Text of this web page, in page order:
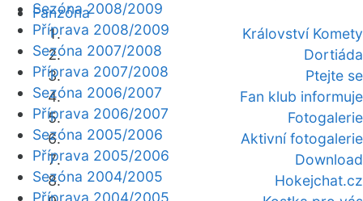
Fanzóna
Království Komety
Dortiáda
Ptejte se
Fan klub informuje
Fotogalerie
Aktivní fotogalerie
Download
Hokejchat.cz
Sezóna 2008/2009
Příprava 2008/2009
Sezóna 2007/2008
Příprava 2007/2008
Sezóna 2006/2007
Příprava 2006/2007
Sezóna 2005/2006
Příprava 2005/2006
Sezóna 2004/2005
Příprava 2004/2005